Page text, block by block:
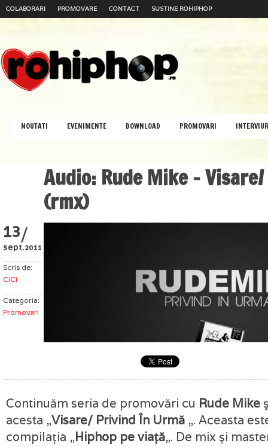
COLABORARI PROMOVARE CONTACT SUSTINE ROHIPHOP
NOUTATI EVENIMENTE DOWNLOAD PROMOVARI
Audio: Rude Mike –
(rmx)
13/
sept.2011
Scris de:
CiCi
Categoria:
Promovari
Continuăm seria de promovări cu Rude Mike
acesta „Visare/ Privind În Urmă „. Aceasta
compilaţia „Hiphop pe viaţă„. De mix şi